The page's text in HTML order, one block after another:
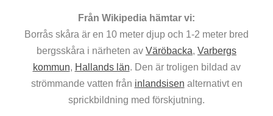
Från Wikipedia hämtar vi:
Borrås skåra är en 10 meter djup och 1-2 meter bred
bergsskåra i närheten av Väröbacka, Varbergs
kommun, Hallands län. Den är troligen bildad av
strömmande vatten från inlandsisen alternativt en
sprickbildning med förskjutning.